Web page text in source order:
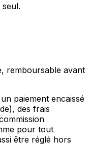
remboursable avant
paiement encaissé
des frais
pour tout
être réglé hors